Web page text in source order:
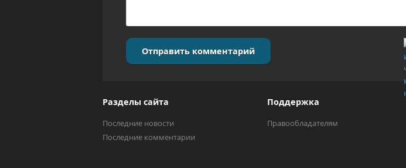
Отправить комментарий
Разделы сайта
Последние новости
Последние комментарии
Поддержка
Правообладателям